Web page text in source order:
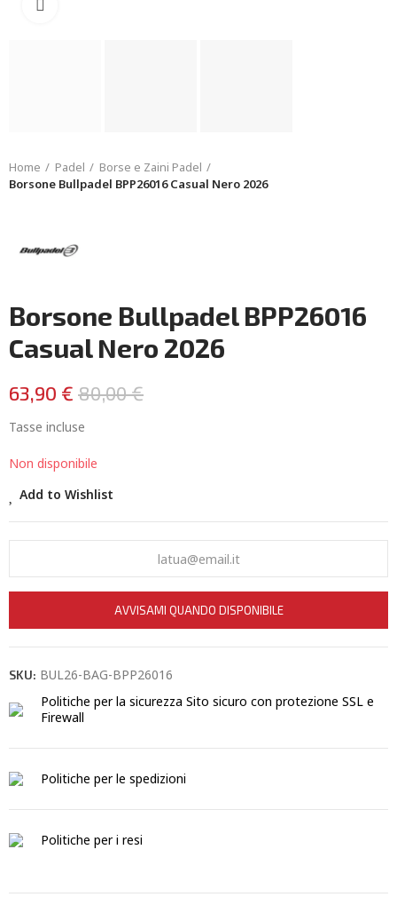
Home Padel
Borse e Zaini Padel
Borsone Bullpadel BPP26016 Casual Nero 2026
Borsone Bullpadel BPP26016
Casual Nero 2026
63,90 € 80,00 €
Tasse incluse
Non disponibile
Add to Wishlist
AVVISAMI QUANDO DISPONIBILE
SKU: BUL26-BAG-BPP26016
Politiche per la sicurezza Sito sicuro con protezione SSL e
Firewall
Politiche per le spedizioni
Politiche per i resi